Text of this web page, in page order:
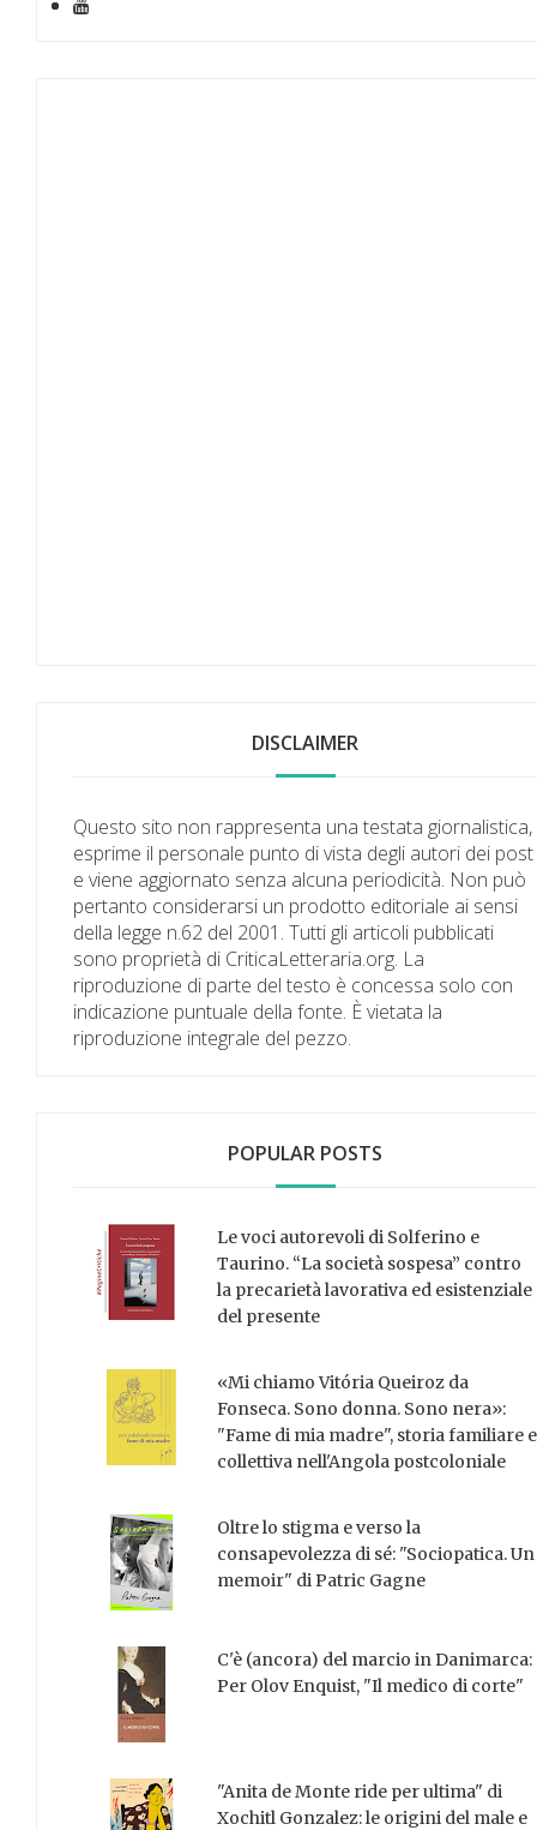
DISCLAIMER
Questo sito non rappresenta una testata giornalistica,
esprime il personale punto di vista degli autori dei post
e viene aggiornato senza alcuna periodicità. Non può
pertanto considerarsi un prodotto editoriale ai sensi
della legge n.62 del 2001. Tutti gli articoli pubblicati
sono proprietà di CriticaLetteraria.org. La
riproduzione di parte del testo è concessa solo con
indicazione puntuale della fonte. È vietata la
riproduzione integrale del pezzo.
POPULAR POSTS
Le voci autorevoli di Solferino e
Taurino. “La società sospesa” contro
la precarietà lavorativa ed esistenziale
del presente
«Mi chiamo Vitória Queiroz da
Fonseca. Sono donna. Sono nera»:
"Fame di mia madre", storia familiare e
collettiva nell'Angola postcoloniale
Oltre lo stigma e verso la
consapevolezza di sé: "Sociopatica. Un
memoir" di Patric Gagne
C'è (ancora) del marcio in Danimarca:
Per Olov Enquist, "Il medico di corte"
"Anita de Monte ride per ultima" di
Xochitl Gonzalez: le origini del male e